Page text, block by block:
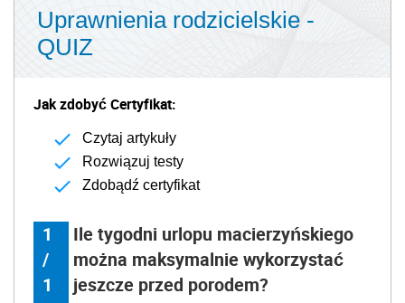
Uprawnienia rodzicielskie -
QUIZ
Jak zdobyć Certyfikat:
Czytaj artykuły
Rozwiązuj testy
Zdobądź certyfikat
1
/
1
Ile tygodni urlopu macierzyńskiego
można maksymalnie wykorzystać
jeszcze przed porodem?